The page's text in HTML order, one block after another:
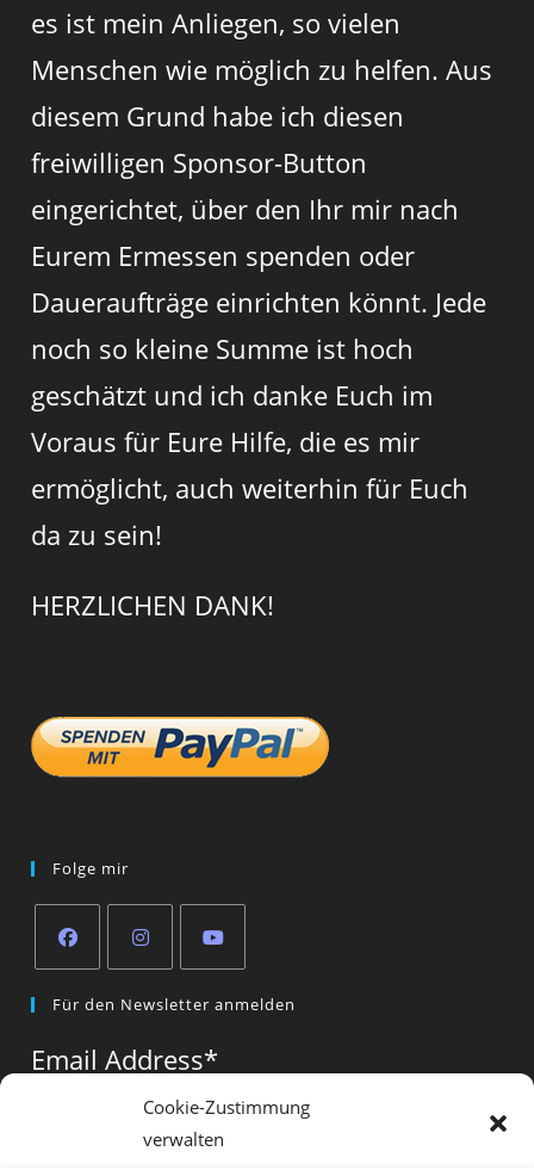
Cookie-Zustimmung
verwalten
es ist mein Anliegen, so vielen
Menschen wie möglich zu helfen. Aus
diesem Grund habe ich diesen
freiwilligen Sponsor-Button
eingerichtet, über den Ihr mir nach
Eurem Ermessen spenden oder
Daueraufträge einrichten könnt. Jede
noch so kleine Summe ist hoch
geschätzt und ich danke Euch im
Voraus für Eure Hilfe, die es mir
ermöglicht, auch weiterhin für Euch
da zu sein!
HERZLICHEN DANK!
Folge mir
in
new
in
new
in
new
tab
Für den Newsletter anmelden
Email Address*